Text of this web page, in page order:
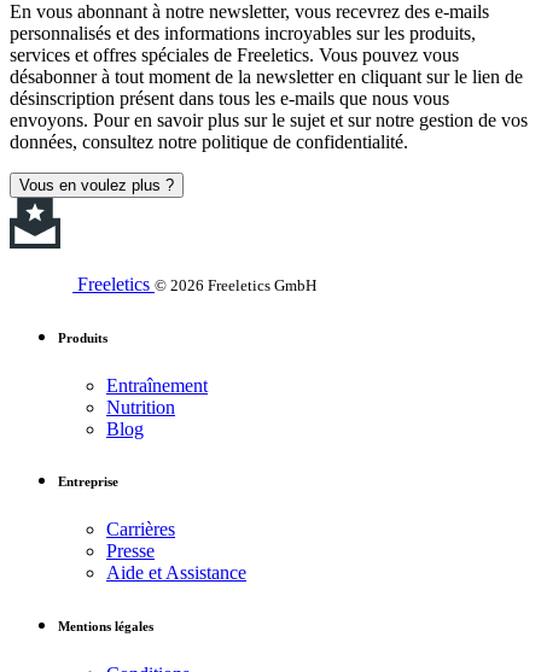
En vous abonnant à notre newsletter, vous recevrez des e-mails
personnalisés et des informations incroyables sur les produits,
services et offres spéciales de Freeletics. Vous pouvez vous
désabonner à tout moment de la newsletter en cliquant sur le lien de
désinscription présent dans tous les e-mails que nous vous
envoyons. Pour en savoir plus sur le sujet et sur notre gestion de vos
données, consultez notre politique de confidentialité.
Vous en voulez plus ?
Freeletics © 2026 Freeletics GmbH
Produits
Entraînement
Nutrition
Blog
Entreprise
Carrières
Presse
Aide et Assistance
Mentions légales